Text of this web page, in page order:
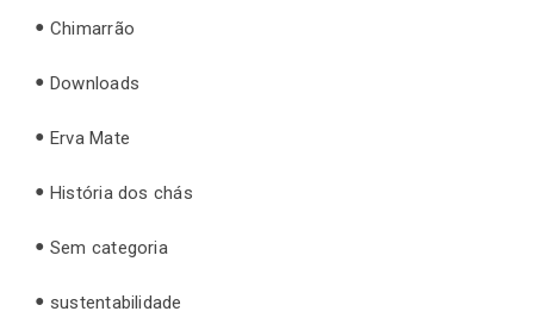
Chimarrão
Downloads
Erva Mate
História dos chás
Sem categoria
sustentabilidade